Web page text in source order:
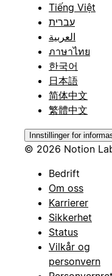
Tiếng Việt
עברית
العربية
ภาษาไทย
한국어
日本語
简体中文
繁體中文
Innstillinger for
© 2026 Notion
Bedrift
Om oss
Karrierer
Sikkerhet
Status
Vilkår og
personvern